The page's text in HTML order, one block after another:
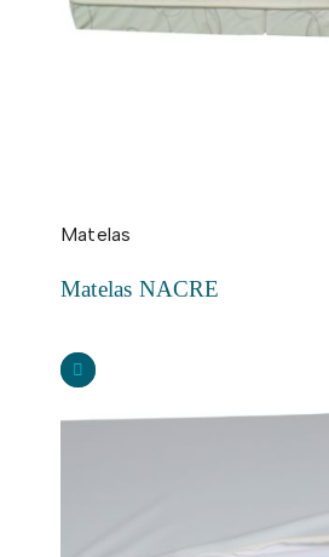
Matelas
Matelas NACRE